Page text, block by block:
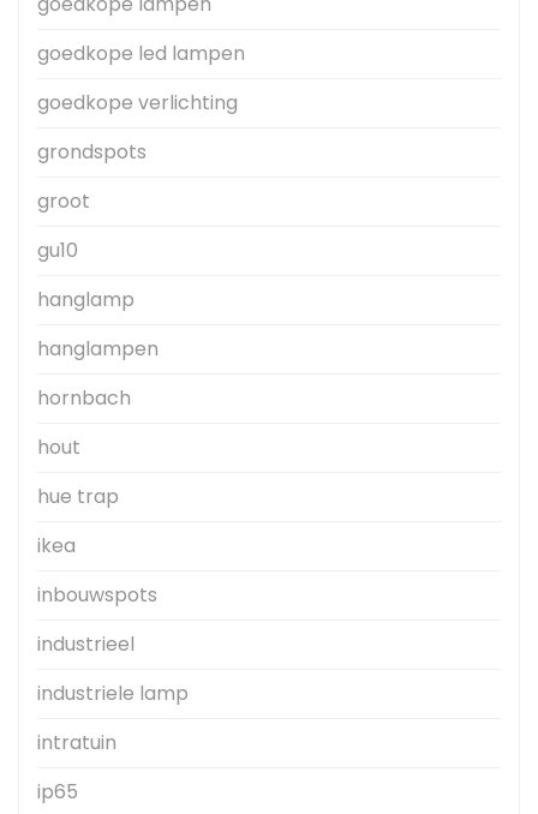
goedkope led lampen
goedkope verlichting
grondspots
groot
gu10
hanglamp
hanglampen
hornbach
hout
hue trap
ikea
inbouwspots
industrieel
industriele lamp
intratuin
ip65